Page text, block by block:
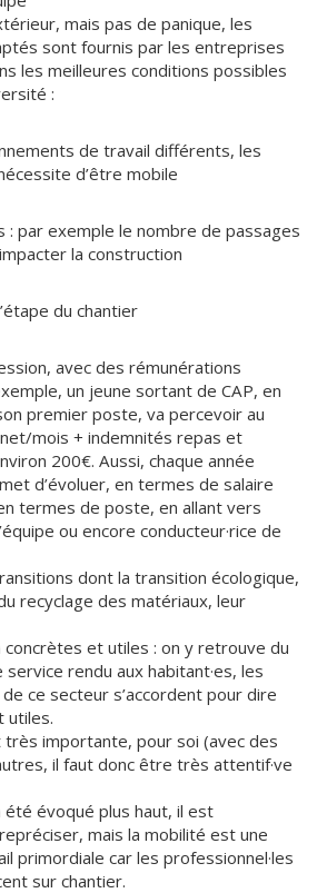
mais pas de panique, les
sont fournis par les entreprises
les meilleures conditions possibles
:
de travail différents, les
d’être mobile
: par exemple le nombre de passages
la construction
du chantier
avec des rémunérations
un jeune sortant de CAP, en
premier poste, va percevoir au
mois + indemnités repas et
200€. Aussi, chaque année
d’évoluer, en termes de salaire
termes de poste, en allant vers
ou encore conducteur·rice de
dont la transition écologique,
recyclage des matériaux, leur
concrètes et utiles : on y retrouve du
rendu aux habitant·es, les
ce secteur s’accordent pour dire
utiles.
très importante, pour soi (avec des
il faut donc être très attentif·ve
été évoqué plus haut, il est
mais la mobilité est une
primordiale car les professionnel·les
sur chantier.